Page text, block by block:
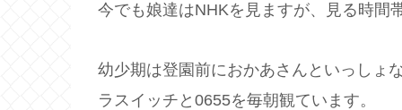
今でも娘達はNHKを見ますが、見る時間
幼少期は登園前におかあさんといっしょ
ラスイッチと0655を毎朝観ています。